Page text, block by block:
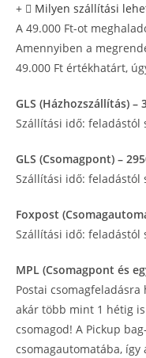
Milyen szállítási
A 49.000 Ft-ot
Amennyiben a
49.000 Ft értékhatárt,
GLS (Házhozszállítás) –
Szállítási idő: feladástól
GLS (Csomagpont) –
Szállítási idő: feladástól
Foxpost
Szállítási idő: feladástól
MPL (Csomagpont és
Postai
akár több mint 1 hétig
csomagod! A Pickup
csomagautomatába,